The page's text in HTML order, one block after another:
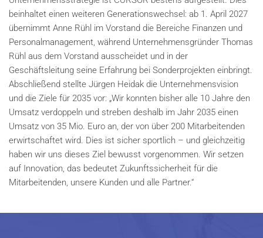
beinhaltet einen weiteren Generationswechsel: ab 1. April 2027
übernimmt Anne Rühl im Vorstand die Bereiche Finanzen und
Personalmanagement, während Unternehmensgründer Thomas
Rühl aus dem Vorstand ausscheidet und in der
Geschäftsleitung seine Erfahrung bei Sonderprojekten einbringt.
Abschließend stellte Jürgen Heidak die Unternehmensvision
und die Ziele für 2035 vor: „Wir konnten bisher alle 10 Jahre den
Umsatz verdoppeln und streben deshalb im Jahr 2035 einen
Umsatz von 35 Mio. Euro an, der von über 200 Mitarbeitenden
erwirtschaftet wird. Dies ist sicher sportlich – und gleichzeitig
haben wir uns dieses Ziel bewusst vorgenommen. Wir setzen
auf Innovation, das bedeutet Zukunftssicherheit für die
Mitarbeitenden, unsere Kunden und alle Partner.“